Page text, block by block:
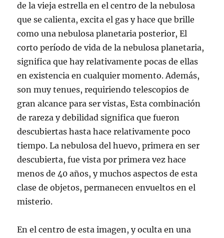
de la vieja estrella en el centro de la nebulosa
que se calienta, excita el gas y hace que brille
como una nebulosa planetaria posterior, El
corto período de vida de la nebulosa planetaria,
significa que hay relativamente pocas de ellas
en existencia en cualquier momento. Además,
son muy tenues, requiriendo telescopios de
gran alcance para ser vistas, Esta combinación
de rareza y debilidad significa que fueron
descubiertas hasta hace relativamente poco
tiempo. La nebulosa del huevo, primera en ser
descubierta, fue vista por primera vez hace
menos de 40 años, y muchos aspectos de esta
clase de objetos, permanecen envueltos en el
misterio.
En el centro de esta imagen, y oculta en una